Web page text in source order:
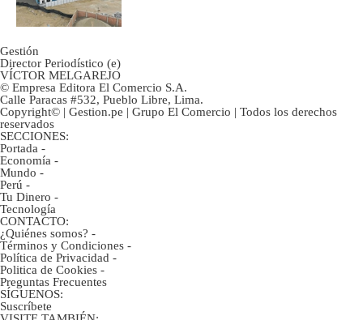
Gestión
Director Periodístico (e)
VÍCTOR MELGAREJO
© Empresa Editora El Comercio S.A.
Calle Paracas #532, Pueblo Libre, Lima.
Copyright© | Gestion.pe | Grupo El Comercio | Todos los derechos
reservados
SECCIONES:
Portada -
Economía -
Mundo -
Perú -
Tu Dinero -
Tecnología
CONTACTO:
¿Quiénes somos? -
Términos y Condiciones -
Política de Privacidad -
Politica de Cookies -
Preguntas Frecuentes
SÍGUENOS:
Suscríbete